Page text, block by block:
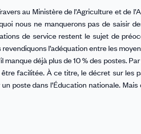
au Ministère de l’Agriculture et de
nous ne manquerons pas de saisir
de service restent le sujet de
l’adéquation entre les
manque déjà plus de 10 % des postes.
facilitée. À ce titre, le décret sur les
un poste dans l’Éducation nationale.